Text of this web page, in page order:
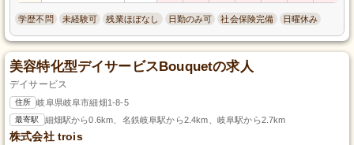
学歴不問 未経験可 残業ほぼなし 日勤のみ可 社会保険完備 日曜休み
美容特化型デイサービスBouquetの求人
デイサービス
住所 岐阜県岐阜市細畑1-8-5
最寄駅 細畑駅から0.6km、名鉄岐阜駅から2.4km、岐阜駅から2.7km
株式会社 trois